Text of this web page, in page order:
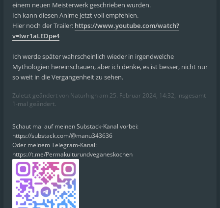
einem neuen Meisterwerk geschrieben wurden.
Ich kann diesen Anime jetzt voll empfehlen.
Hier noch der Trailer: https://www.youtube.com/watch?
v=Iwr1aLEDpe4
Ich werde später wahrscheinlich wieder in irgendwelche
Mythologien hereinschauen, aber ich denke, es ist besser, nicht nur
so weit in die Vergangenheit zu sehen.
Zuletzt geändert von Naturhigh am 25. Februar 2024, 14:32, insgesamt
1-mal geändert.
Schaut mal auf meinen Substack-Kanal vorbei:
https://substack.com/@manu343636
Oder meinem Telegram-Kanal:
https://t.me/Permakulturundveganeskochen